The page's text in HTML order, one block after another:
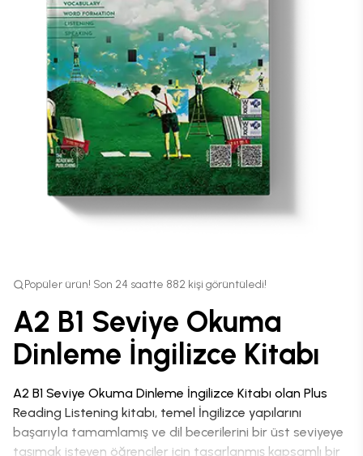
Popüler ürün! Son 24 saatte 882 kişi görüntüledi!
A2 B1 Seviye Okuma
Dinleme İngilizce Kitabı
A2 B1 Seviye Okuma Dinleme İngilizce Kitabı olan Plus
Reading Listening kitabı, temel İngilizce yapılarını
başarıyla tamamlamış ve dil becerilerini bir üst seviyeye
taşımak isteyen öğrenciler için tasarlanmış kapsamlı bir